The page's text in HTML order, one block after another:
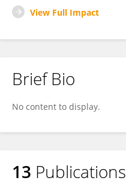
View Full Impact
Brief Bio
No content to display.
13 Publications